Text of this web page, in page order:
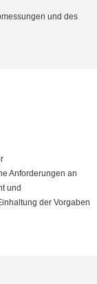
und des
Anforderungen an
und
der Vorgaben